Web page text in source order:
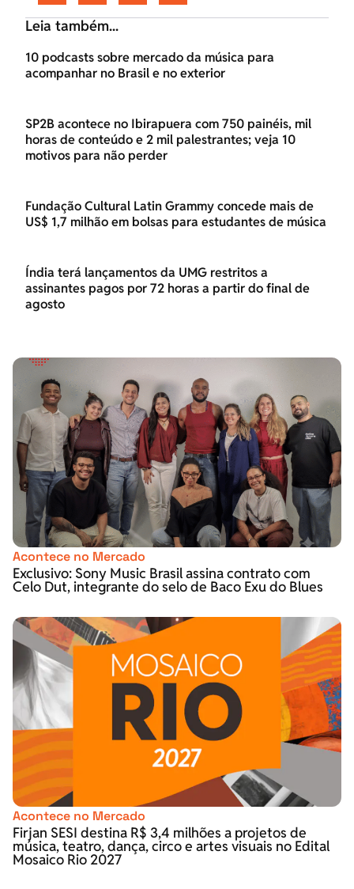
Leia também...
10 podcasts sobre mercado da música para
acompanhar no Brasil e no exterior
SP2B acontece no Ibirapuera com 750 painéis, mil
horas de conteúdo e 2 mil palestrantes; veja 10
motivos para não perder
Fundação Cultural Latin Grammy concede mais de
US$ 1,7 milhão em bolsas para estudantes de música
Índia terá lançamentos da UMG restritos a
assinantes pagos por 72 horas a partir do final de
agosto
Acontece no Mercado
Exclusivo: Sony Music Brasil assina contrato com
Celo Dut, integrante do selo de Baco Exu do Blues
Acontece no Mercado
Firjan SESI destina R$ 3,4 milhões a projetos de
música, teatro, dança, circo e artes visuais no Edital
Mosaico Rio 2027